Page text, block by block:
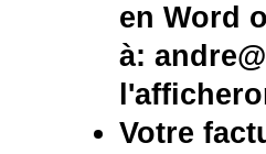
en Word
à:
Votre